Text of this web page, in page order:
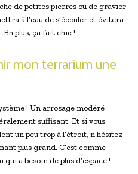
de petites pierres ou de gravier
à l’eau de s’écouler et évitera
plus, ça fait chic !
mon terrarium une
! Un arrosage modéré
suffisant. Et si vous
un peu trop à l’étroit, n’hésitez
plus grand. C’est comme
a besoin de plus d’espace !